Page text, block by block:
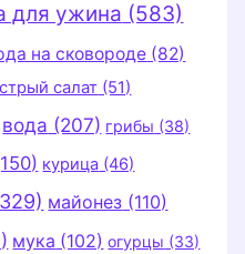
для ужина (583)
на сковороде (82)
салат (51)
вода (207) грибы (38)
курица (46)
майонез (110)
мука (102) огурцы (33)